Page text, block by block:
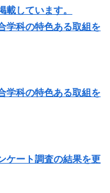
しています。
学科の特色ある取組を
学科の特色ある取組を
ート調査の結果を更